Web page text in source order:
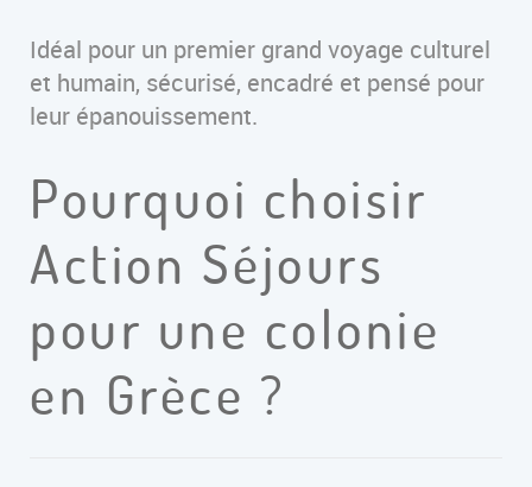
Idéal pour un premier grand voyage culturel
et humain, sécurisé, encadré et pensé pour
leur épanouissement.
Pourquoi choisir
Action Séjours
pour une colonie
en Grèce ?